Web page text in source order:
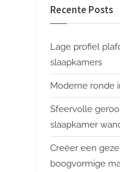
Recente Posts
Lage profiel
slaapkamers
Moderne ronde
Sfeervolle
slaapkamer
Creëer een
boogvormige